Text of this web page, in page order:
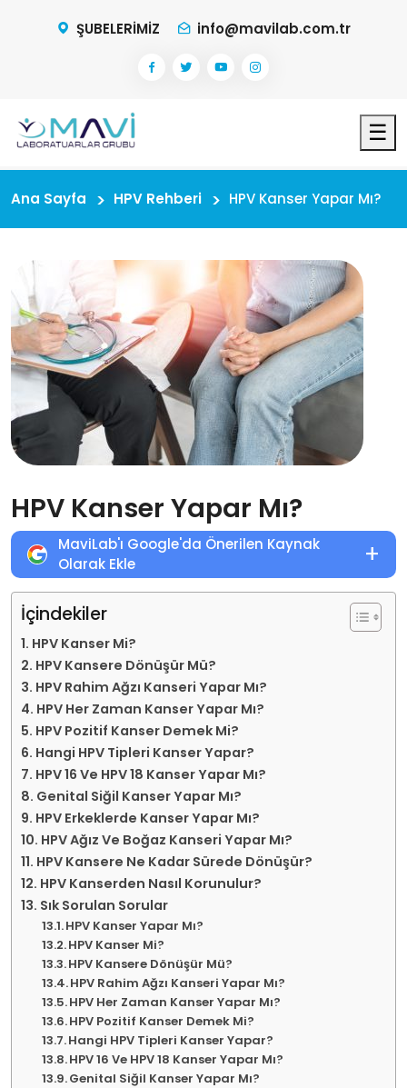
ŞUBELERİMİZ info@mavilab.com.tr
☰
Ana Sayfa HPV Rehberi HPV Kanser Yapar Mı?
HPV Kanser Yapar Mı?
MaviLab'ı Google'da Önerilen Kaynak
Olarak Ekle
+
İçindekiler
HPV Kanser Mi?
HPV Kansere Dönüşür Mü?
HPV Rahim Ağzı Kanseri Yapar Mı?
HPV Her Zaman Kanser Yapar Mı?
HPV Pozitif Kanser Demek Mi?
Hangi HPV Tipleri Kanser Yapar?
HPV 16 Ve HPV 18 Kanser Yapar Mı?
Genital Siğil Kanser Yapar Mı?
HPV Erkeklerde Kanser Yapar Mı?
HPV Ağız Ve Boğaz Kanseri Yapar Mı?
HPV Kansere Ne Kadar Sürede Dönüşür?
HPV Kanserden Nasıl Korunulur?
Sık Sorulan Sorular
HPV Kanser Yapar Mı?
HPV Kanser Mi?
HPV Kansere Dönüşür Mü?
HPV Rahim Ağzı Kanseri Yapar Mı?
HPV Her Zaman Kanser Yapar Mı?
HPV Pozitif Kanser Demek Mi?
Hangi HPV Tipleri Kanser Yapar?
HPV 16 Ve HPV 18 Kanser Yapar Mı?
Genital Siğil Kanser Yapar Mı?